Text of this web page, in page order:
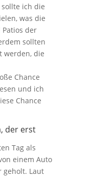
ich die
was die
der
sollten
werden, die
Chance
und ich
Chance
der erst
Tag als
einem Auto
geholt. Laut